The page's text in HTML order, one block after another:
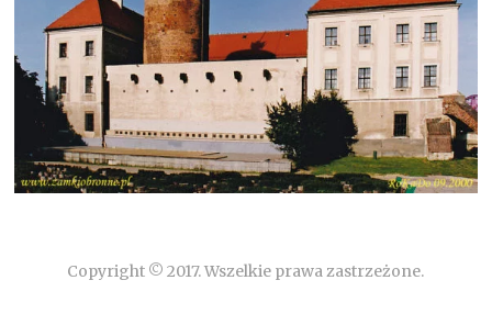
Copyright © 2017. Wszelkie prawa zastrzeżone.